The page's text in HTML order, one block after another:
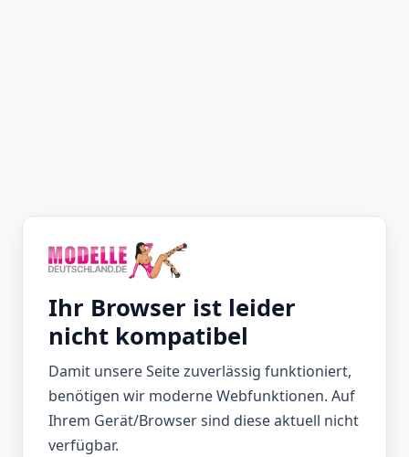
Ihr Browser ist leider
nicht kompatibel
Damit unsere Seite zuverlässig funktioniert,
benötigen wir moderne Webfunktionen. Auf
Ihrem Gerät/Browser sind diese aktuell nicht
verfügbar.